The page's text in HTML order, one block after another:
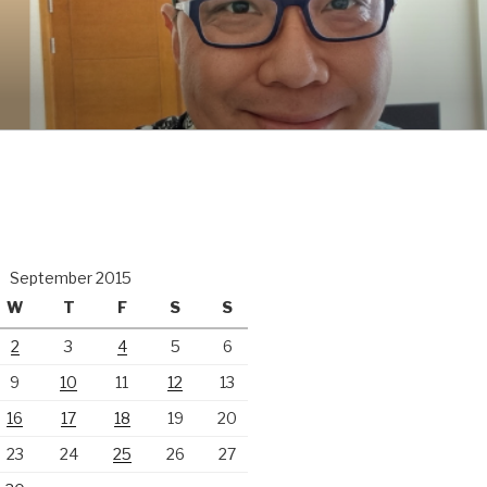
September 2015
W
T F S S
2 3 4 5
6
9
10 11 12
13
16
17 18 19
20
23
24 25 26
27